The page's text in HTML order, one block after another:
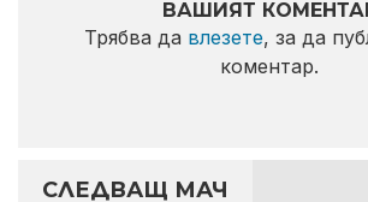
ВАШИЯТ
Трябва да влезете, за да
коментар.
СЛЕДВАЩ МАЧ